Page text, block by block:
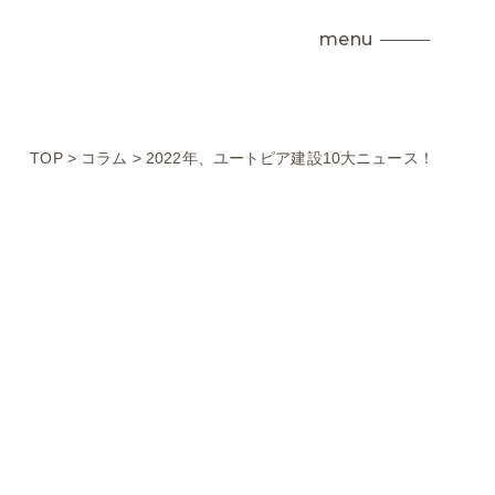
menu
TOP> コラム > 2022年、ユートピア建設10大ニュース！